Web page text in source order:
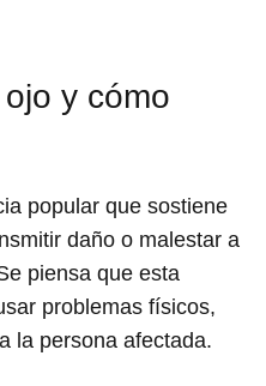
y cómo
popular que sostiene
daño o malestar a
piensa que esta
problemas físicos,
la persona afectada.